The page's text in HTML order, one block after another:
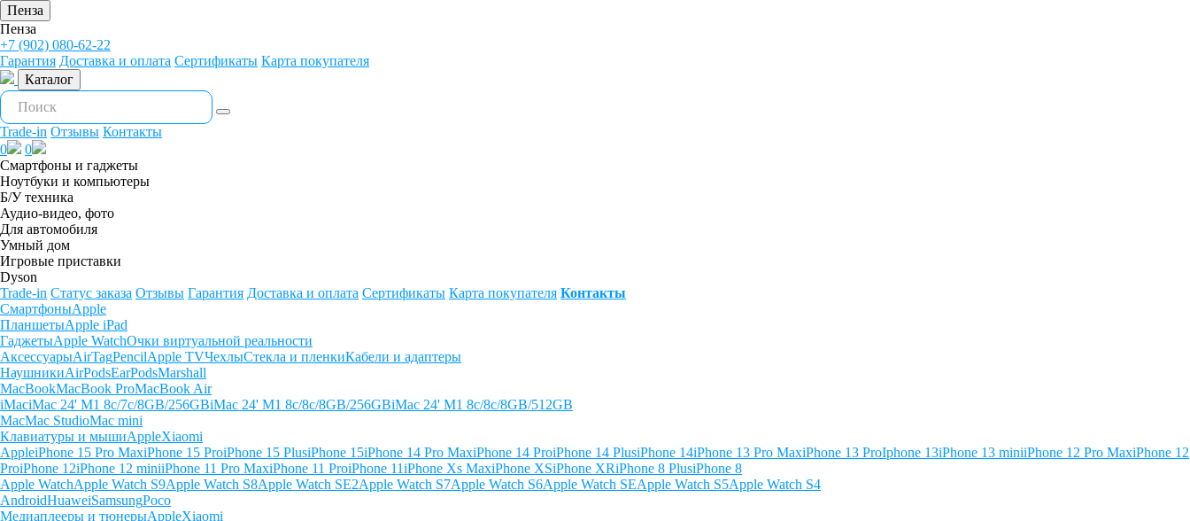
Пенза
Пенза
+7 (902) 080-62-22
Гарантия Доставка и оплата Сертификаты Карта покупателя
Каталог
Trade-in Отзывы Контакты
0
0
Смартфоны и гаджеты
Ноутбуки и компьютеры
Б/У техника
Аудио-видео, фото
Для автомобиля
Умный дом
Игровые приставки
Dyson
Trade-in Статус заказа Отзывы Гарантия Доставка и оплата Сертификаты Карта покупателя Контакты
СмартфоныApple
ПланшетыApple iPad
ГаджетыApple WatchОчки виртуальной реальности
АксессуарыAirTagPencilApple TVЧехлыСтекла и пленкиКабели и адаптеры
НаушникиAirPodsEarPodsMarshall
MacBookMacBook ProMacBook Air
iMaciMac 24' M1 8c/7c/8GB/256GBiMac 24' M1 8c/8c/8GB/256GBiMac 24' M1 8c/8c/8GB/512GB
MacMac StudioMac mini
Клавиатуры и мышиAppleXiaomi
AppleiPhone 15 Pro MaxiPhone 15 ProiPhone 15 PlusiPhone 15iPhone 14 Pro MaxiPhone 14 ProiPhone 14 PlusiPhone 14iPhone 13 Pro MaxiPhone 13 ProIphone 13iPhone 13 miniiPhone 12 Pro MaxiPhone 12
ProiPhone 12iPhone 12 miniiPhone 11 Pro MaxiPhone 11 ProiPhone 11iPhone Xs MaxiPhone XSiPhone XRiPhone 8 PlusiPhone 8
Apple WatchApple Watch S9Apple Watch S8Apple Watch SE2Apple Watch S7Apple Watch S6Apple Watch SEApple Watch S5Apple Watch S4
AndroidHuaweiSamsungPoco
Медиаплееры и тюнерыAppleXiaomi